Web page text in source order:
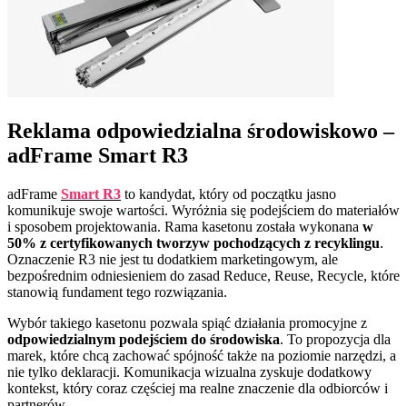
Reklama odpowiedzialna środowiskowo –
adFrame Smart R3
adFrame Smart R3 to kandydat, który od początku jasno
komunikuje swoje wartości. Wyróżnia się podejściem do materiałów
i sposobem projektowania. Rama kasetonu została wykonana w
50% z certyfikowanych tworzyw pochodzących z recyklingu.
Oznaczenie R3 nie jest tu dodatkiem marketingowym, ale
bezpośrednim odniesieniem do zasad Reduce, Reuse, Recycle, które
stanowią fundament tego rozwiązania.
Wybór takiego kasetonu pozwala spiąć działania promocyjne z
odpowiedzialnym podejściem do środowiska. To propozycja dla
marek, które chcą zachować spójność także na poziomie narzędzi, a
nie tylko deklaracji. Komunikacja wizualna zyskuje dodatkowy
kontekst, który coraz częściej ma realne znaczenie dla odbiorców i